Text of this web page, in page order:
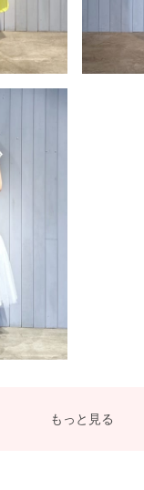
もっと見る